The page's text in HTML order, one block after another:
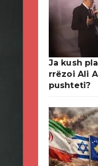
Ja kush
rrëzoi Ali
pushteti?